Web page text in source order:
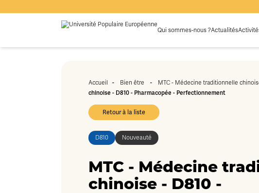
Qui sommes-nous ?Actualités
Accueil - Bien être - MTC - Médecine traditionnelle
chinoise - D810 - Pharmacopée - Perfectionnement
Retour à la liste
D810 Nouveauté
MTC - Médecine
chinoise - D810 -